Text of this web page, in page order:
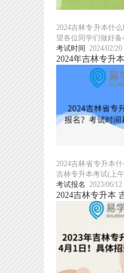
2024吉林专升本什
望各位同学们做好备
考试时间 2024/02/20
2024年吉林专升本
2024吉林省专升本
吉林专升本考试(上
考试报名
2023/06/12
2024吉林专升本